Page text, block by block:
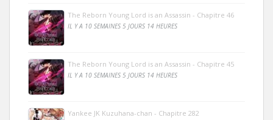
The Reborn Young Lord is an Assassin - Chapitre 46
IL Y A 10 SEMAINES 5 JOURS 14 HEURES
The Reborn Young Lord is an Assassin - Chapitre 45
IL Y A 10 SEMAINES 5 JOURS 14 HEURES
Yankee JK Kuzuhana-chan - Chapitre 282